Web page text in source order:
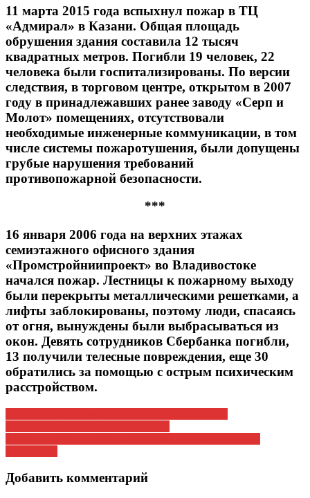
11 марта 2015 года вспыхнул пожар в ТЦ
«Адмирал» в Казани. Общая площадь
обрушения здания составила 12 тысяч
квадратных метров. Погибли 19 человек, 22
человека были госпитализированы. По версии
следствия, в торговом центре, открытом в 2007
году в принадлежавших ранее заводу «Серп и
Молот» помещениях, отсутствовали
необходимые инженерные коммуникации, в том
числе системы пожаротушения, были допущены
грубые нарушения требований
противопожарной безопасности.
***
16 января 2006 года на верхних этажах
семиэтажного офисного здания
«Промстройниипроект» во Владивостоке
начался пожар. Лестницы к пожарному выходу
были перекрыты металлическими решетками, а
лифты заблокированы, поэтому люди, спасаясь
от огня, вынуждены были выбрасываться из
окон. Девять сотрудников Сбербанка погибли,
13 получили телесные повреждения, еще 30
обратились за помощью с острым психическим
расстройством.
Навигация
по
записям
Добавить комментарий